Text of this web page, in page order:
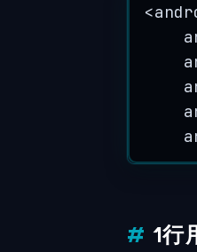
<
1行